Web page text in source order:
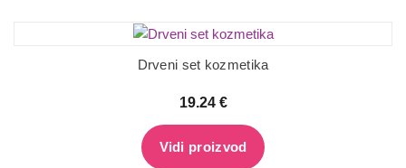
Drveni set kozmetika
19.24 €
Vidi proizvod